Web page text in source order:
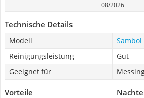
08/2026
Technische Details
Modell
Sambol
Reinigungsleistung
Gut
Geeignet für
Vorteile